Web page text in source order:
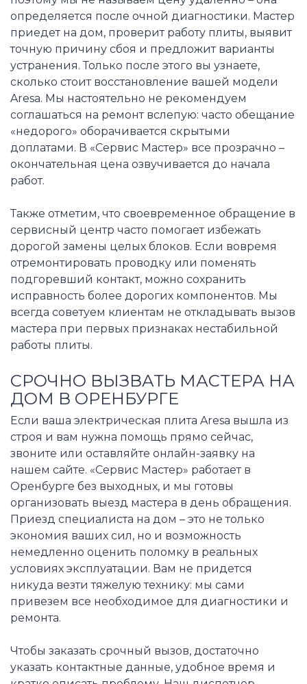
определяется после очной диагностики. Мастер
приедет на дом, проверит работу плиты, выявит
точную причину сбоя и предложит варианты
устранения. Только после этого вы узнаете,
сколько стоит восстановление вашей модели
Aresa. Мы настоятельно не рекомендуем
соглашаться на ремонт вслепую: часто обещание
«недорого» оборачивается скрытыми
доплатами. В «Сервис Мастер» все прозрачно –
окончательная цена озвучивается до начала
работ.
Также отметим, что своевременное обращение в
сервисный центр часто помогает избежать
дорогой замены целых блоков. Если вовремя
отремонтировать проводку или поменять
подгоревший контакт, можно сохранить
исправность более дорогих компонентов. Мы
всегда советуем клиентам не откладывать вызов
мастера при первых признаках нестабильной
работы плиты.
СРОЧНО ВЫЗВАТЬ МАСТЕРА НА
ДОМ В ОРЕНБУРГЕ
Если ваша электрическая плита Aresa вышла из
строя и вам нужна помощь прямо сейчас,
звоните или оставляйте онлайн-заявку на
нашем сайте. «Сервис Мастер» работает в
Оренбурге без выходных, и мы готовы
организовать выезд мастера в день обращения.
Приезд специалиста на дом – это не только
экономия ваших сил, но и возможность
немедленно оценить поломку в реальных
условиях эксплуатации. Вам не придется
никуда везти тяжелую технику: мы сами
привезем все необходимое для диагностики и
ремонта.
Чтобы заказать срочный вызов, достаточно
указать контактные данные, удобное время и